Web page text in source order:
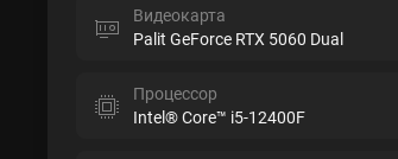
Видеокарта
Palit GeForce RTX 5060 Dual
Процессор
Intel® Core™ i5-12400F